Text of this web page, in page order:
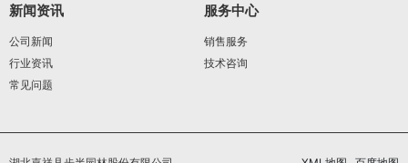
新闻资讯
公司新闻
行业资讯
常见问题
服务中心
销售服务
技术咨询